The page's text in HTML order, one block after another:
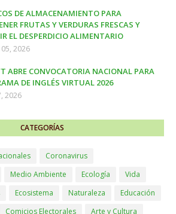
DE ALMACENAMIENTO PARA
FRUTAS Y VERDURAS FRESCAS Y
EL DESPERDICIO ALIMENTARIO
2026
ABRE CONVOCATORIA NACIONAL PARA
DE INGLÉS VIRTUAL 2026
2026
CATEGORÍAS
Coronavirus
Medio Ambiente Ecología
Vida
Ecosistema Naturaleza
Educación
Comicios Electorales Arte y Cultura